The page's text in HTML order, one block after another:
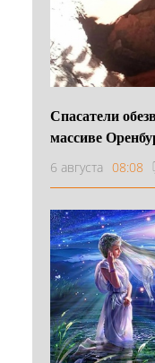
Спасатели
массиве
6 августа 08:08